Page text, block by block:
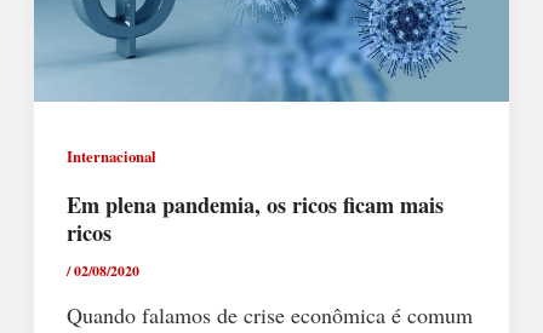
Internacional
Em plena pandemia, os ricos ficam mais
ricos
/02/08/2020
Quando falamos de crise econômica é comum